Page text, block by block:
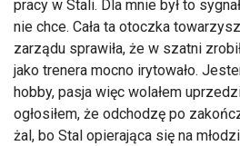
pracy w Stali. Dla mnie był to
nie chce. Cała ta otoczka
zarządu sprawiła, że w szatni
jako trenera mocno irytowało.
hobby, pasja więc wolałem
ogłosiłem, że odchodzę po
żal, bo Stal opierająca się na